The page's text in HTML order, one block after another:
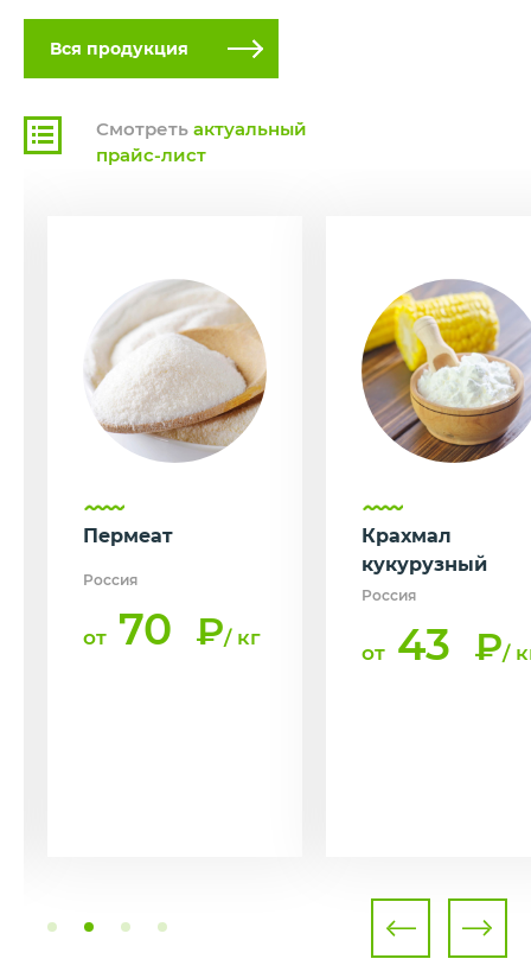
Вся продукция
Смотреть актуальный
прайс-лист
Пермеат
Россия
от 70 ₽/ кг
Крахмал
кукурузный
Россия
от 43 ₽/